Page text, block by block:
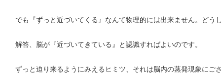
でも『ずっと近づいてくる』なんて物理的には出来ません。ど
解答、脳が『近づいてきている』と認識すればよいのです。
ずっと迫り来るようにみえるヒミツ、それは脳内の蒸発現象にご